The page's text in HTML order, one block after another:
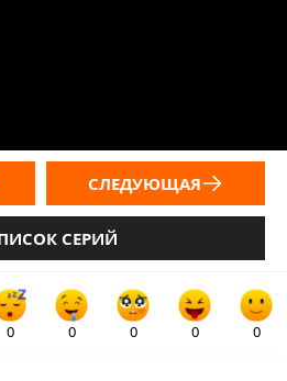
СЕРИЙ
СЛЕДУЮЩАЯ
0 0 0 0 0